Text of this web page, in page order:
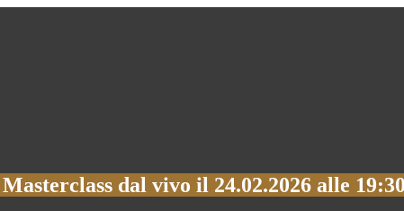
dal vivo il 24.02.2026 alle 19:30